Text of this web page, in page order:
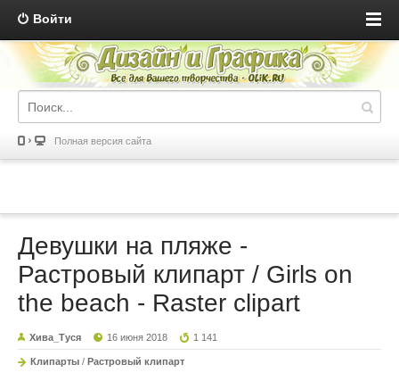
Войти
Полная версия сайта
Девушки на пляже -
Растровый клипарт / Girls on
the beach - Raster clipart
Хива_Туся 16 июня 2018 1 141
Клипарты / Растровый клипарт